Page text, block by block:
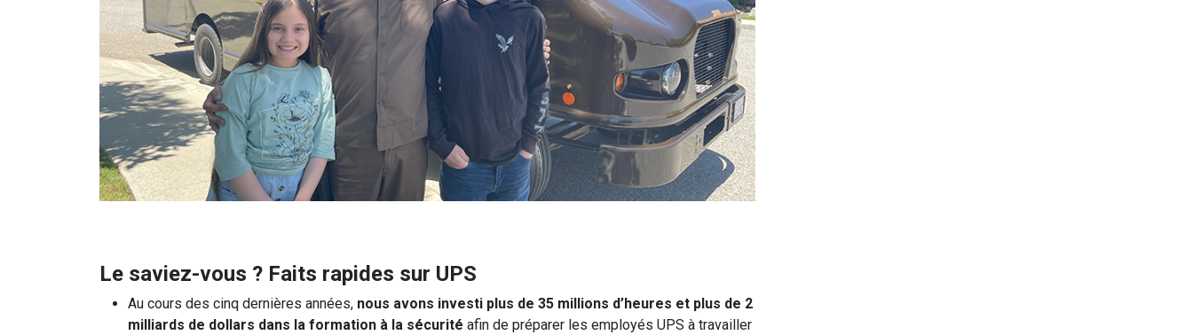
Le saviez-vous ? Faits rapides sur UPS
Au cours des cinq dernières années, nous avons investi plus de 35 millions d’heures et plus de 2
milliards de dollars dans la formation à la sécurité afin de préparer les employés UPS à travailler